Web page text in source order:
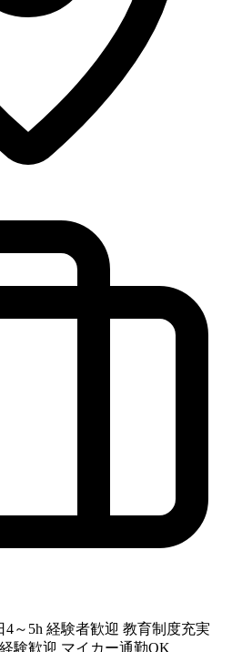
4～5h 経験者歓迎 教育制度充実
験歓迎 マイカー通勤OK